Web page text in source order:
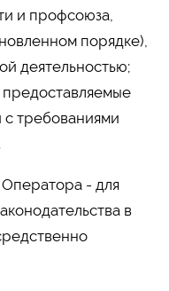
и профсоюза,
порядке),
деятельностью;
с требованиями
- для
в